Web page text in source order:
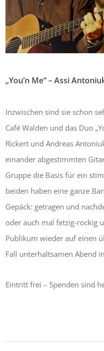
„You’n Me“ – Assi
Inzwischen sind sie schon
Café Walden und das Duo
Rickert und Andreas
einander abgestimmten
Gruppe die Basis für ein
beiden haben eine ganze
Gepäck: getragen und
oder auch mal fetzig-rockig
Publikum wieder auf einen
Fall unterhaltsamen Abend
Eintritt frei – Spenden sind